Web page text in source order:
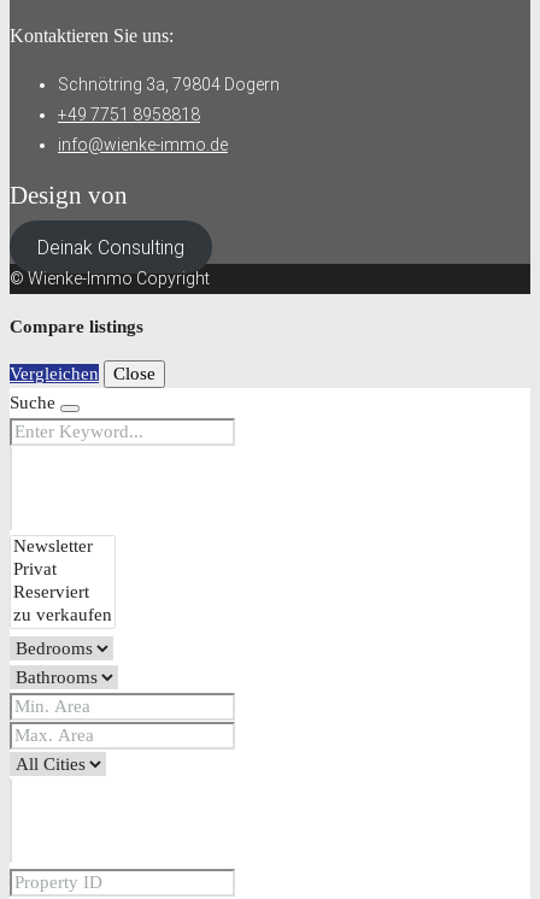
Kontaktieren Sie uns:
Schnötring 3a, 79804 Dogern
+49 7751 8958818
info@wienke-immo.de
Design von
Deinak Consulting
© Wienke-Immo Copyright
Compare listings
Vergleichen
Close
Suche